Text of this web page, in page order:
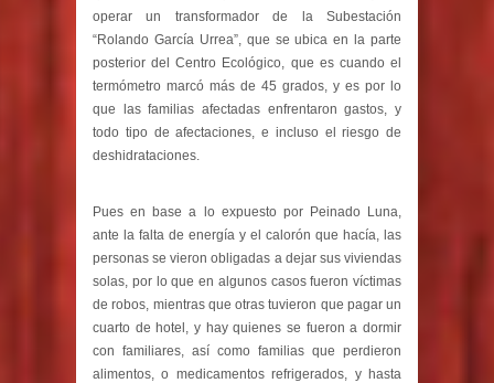
operar un transformador de la Subestación
“Rolando García Urrea”, que se ubica en la parte
posterior del Centro Ecológico, que es cuando el
termómetro marcó más de 45 grados, y es por lo
que las familias afectadas enfrentaron gastos, y
todo tipo de afectaciones, e incluso el riesgo de
deshidrataciones.
Pues en base a lo expuesto por Peinado Luna,
ante la falta de energía y el calorón que hacía, las
personas se vieron obligadas a dejar sus viviendas
solas, por lo que en algunos casos fueron víctimas
de robos, mientras que otras tuvieron que pagar un
cuarto de hotel, y hay quienes se fueron a dormir
con familiares, así como familias que perdieron
alimentos, o medicamentos refrigerados, y hasta